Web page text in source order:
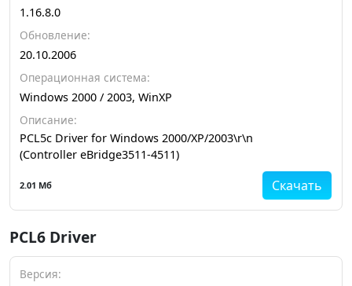
1.16.8.0
Обновление:
20.10.2006
Операционная система:
Windows 2000 / 2003, WinXP
Описание:
PCL5c Driver for Windows 2000/XP/2003\r\n
(Controller eBridge3511-4511)
Скачать
2.01 Мб
PCL6 Driver
Версия: